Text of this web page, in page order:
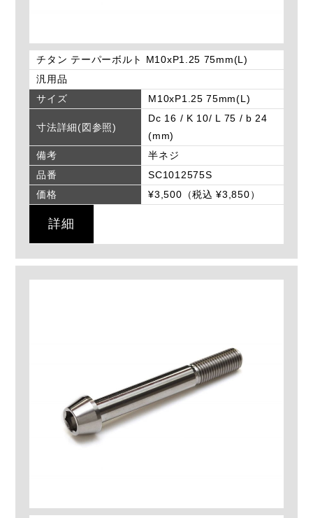
チタン テーパーボルト M10xP1.25 75mm(L)
汎用品
サイズ
M10xP1.25 75mm(L)
寸法詳細(図参照)
Dc 16 / K 10/ L 75 / b 24
(mm)
備考
半ネジ
品番
SC1012575S
価格
¥3,500（税込 ¥3,850）
詳細